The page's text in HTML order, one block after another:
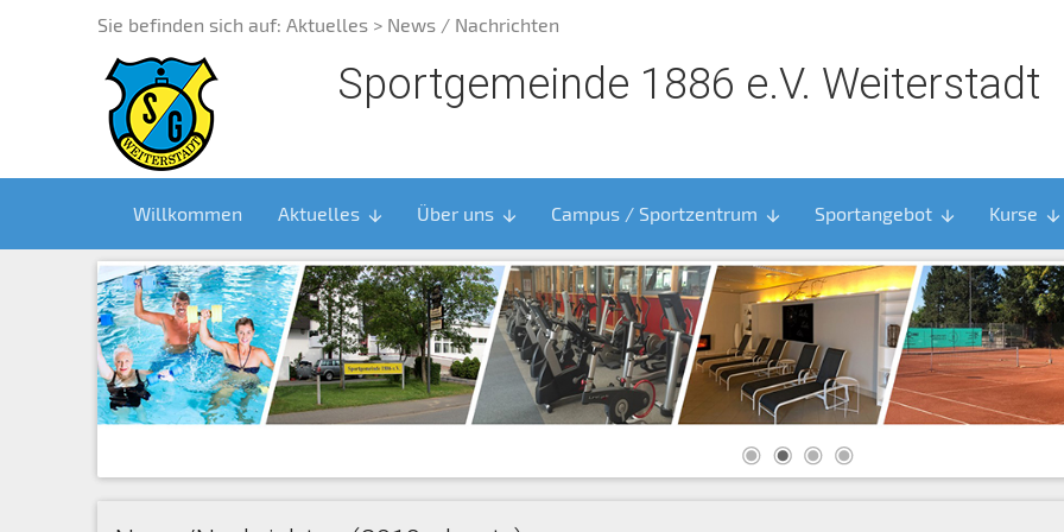
Sie befinden sich auf: Aktuelles > News / Nachrichten
Sportgemeinde 1886 e.V. Weiterstadt
Willkommen Aktuelles arrow_downward Über uns arrow_downward Campus / Sportzentrum arrow_downward Sportangebot arrow_downward Kurse arrow_downward